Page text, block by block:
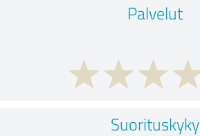
Palvelut
Suorituskyky